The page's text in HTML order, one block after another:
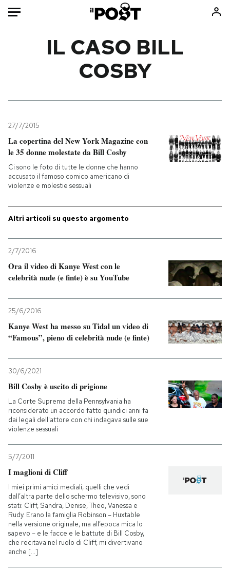
Mondo
Tecnologia
Internet
Cultura
Economia
Sport
Libri
Ok Boomer!
Mondiali calcio 2026
PODCAST
NEWSLETTER
CALENDARIO
AREA PERSONALE
IL CASO BILL
COSBY
27/7/2015
La copertina del New York Magazine con
le 35 donne molestate da Bill Cosby
Ci sono le foto di tutte le donne che hanno
accusato il famoso comico americano di
violenze e molestie sessuali
Altri articoli su questo argomento
2/7/2016
Ora il video di Kanye West con le
celebrità nude (e finte) è su YouTube
25/6/2016
Kanye West ha messo su Tidal un video di
“Famous”, pieno di celebrità nude (e finte)
30/6/2021
Bill Cosby è uscito di prigione
La Corte Suprema della Pennsylvania ha
riconsiderato un accordo fatto quindici anni fa
dai legali dell'attore con chi indagava sulle sue
violenze sessuali
5/7/2011
I maglioni di Cliff
I miei primi amici mediali, quelli che vedi
dall’altra parte dello schermo televisivo, sono
stati: Cliff, Sandra, Denise, Theo, Vanessa e
Rudy. Erano la famiglia Robinson – Huxtable
nella versione originale, ma all’epoca mica lo
sapevo – e le facce e le battute di Bill Cosby,
che recitava nel ruolo di Cliff, mi divertivano
anche [...]